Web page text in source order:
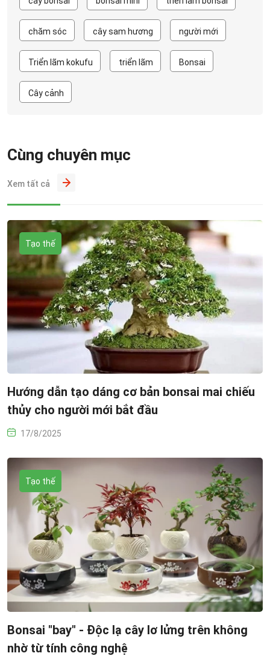
chăm sóc cây sam hương người mới
Triển lãm kokufu triển lãm Bonsai
Cây cảnh
Cùng chuyên mục
Xem tất cả
Tạo thế
Hướng dẫn tạo dáng cơ bản bonsai mai chiếu
thủy cho người mới bắt đầu
17/8/2025
Tạo thế
Bonsai "bay" - Độc lạ cây lơ lửng trên không
nhờ từ tính công nghệ